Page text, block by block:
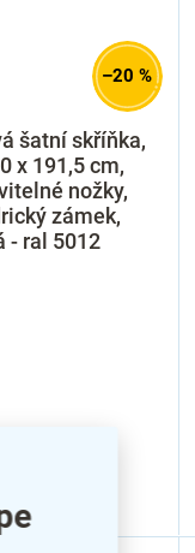
–20 %
šatní skříňka,
x 191,5 cm,
nožky,
zámek,
- ral 5012